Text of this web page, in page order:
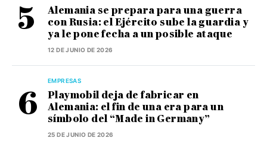
Alemania se prepara para una guerra
con Rusia: el Ejército sube la guardia y
ya le pone fecha a un posible ataque
12 DE JUNIO DE 2026
EMPRESAS
Playmobil deja de fabricar en
Alemania: el fin de una era para un
símbolo del “Made in Germany”
25 DE JUNIO DE 2026